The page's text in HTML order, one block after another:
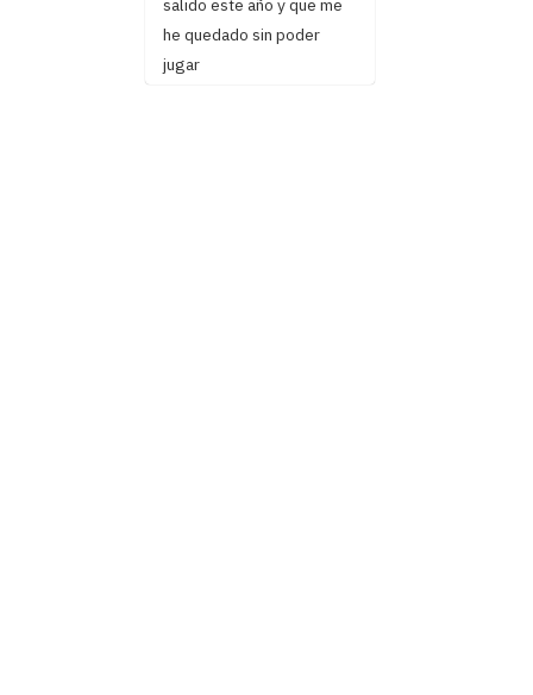
salido este año y que me
he quedado sin poder
jugar